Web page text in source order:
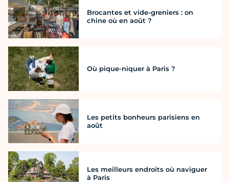
Brocantes et vide-greniers : on
chine où en août ?
Où pique-niquer à Paris ?
Les petits bonheurs parisiens en
août
Les meilleurs endroits où naviguer
à Paris